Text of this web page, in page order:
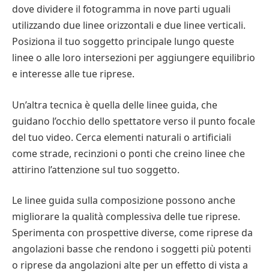
dove dividere il fotogramma in nove parti uguali
utilizzando due linee orizzontali e due linee verticali.
Posiziona il tuo soggetto principale lungo queste
linee o alle loro intersezioni per aggiungere equilibrio
e interesse alle tue riprese.
Un’altra tecnica è quella delle linee guida, che
guidano l’occhio dello spettatore verso il punto focale
del tuo video. Cerca elementi naturali o artificiali
come strade, recinzioni o ponti che creino linee che
attirino l’attenzione sul tuo soggetto.
Le linee guida sulla composizione possono anche
migliorare la qualità complessiva delle tue riprese.
Sperimenta con prospettive diverse, come riprese da
angolazioni basse che rendono i soggetti più potenti
o riprese da angolazioni alte per un effetto di vista a